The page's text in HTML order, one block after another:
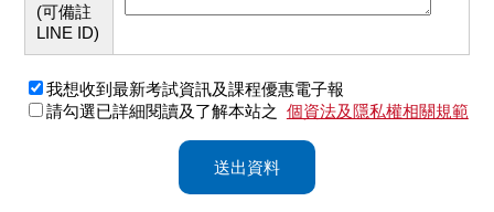
(可備註
LINE ID)
我想收到最新考試資訊及課程優惠電子報
請勾選已詳細閱讀及了解本站之 個資法及隱私權相關規範
送出資料